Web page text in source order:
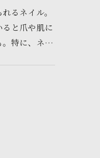
るネイル。
と爪や肌に
特に、ネイ